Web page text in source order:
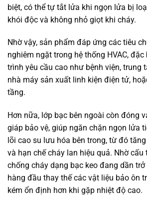
biệt, có thể tự tắt lửa khi ngọn lửa bị
khói độc và không nhỏ giọt khi cháy.
Nhờ vậy, sản phẩm đáp ứng các tiêu
nghiêm ngặt trong hệ thống HVAC,
trình yêu cầu cao như bệnh viện, trung
nhà máy sản xuất linh kiện điện tử,
tầng.
Hơn nữa, lớp bạc bên ngoài còn đóng
giáp bảo vệ, giúp ngăn chặn ngọn lửa
lõi cao su lưu hóa bên trong, từ đó
và hạn chế cháy lan hiệu quả. Nhờ cấu
chống cháy dạng bạc keo đang dần
hàng đầu thay thế các vật liệu bảo ôn
kém ổn định hơn khi gặp nhiệt độ cao.